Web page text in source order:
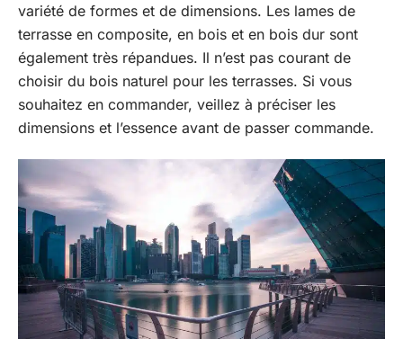
variété de formes et de dimensions. Les lames de
terrasse en composite, en bois et en bois dur sont
également très répandues. Il n’est pas courant de
choisir du bois naturel pour les terrasses. Si vous
souhaitez en commander, veillez à préciser les
dimensions et l’essence avant de passer commande.